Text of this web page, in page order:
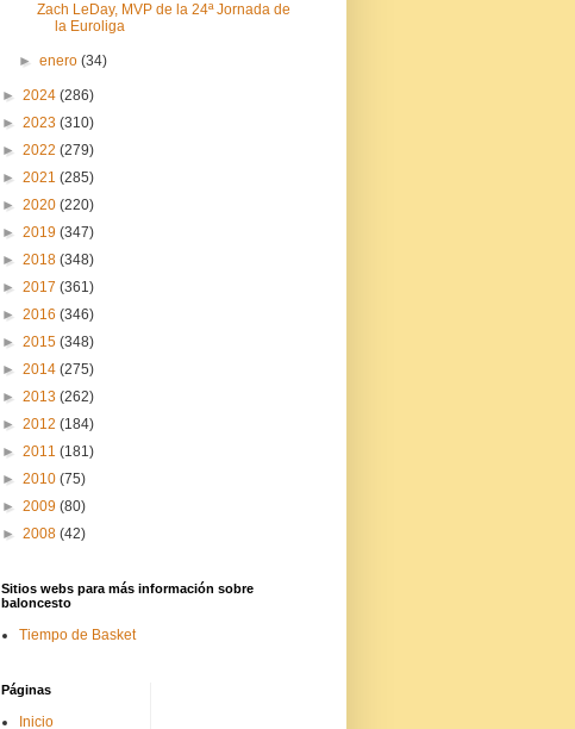
Zach LeDay, MVP de la 24ª Jornada de
la Euroliga
►enero(34)
► 2024 (286)
► 2023 (310)
► 2022 (279)
► 2021 (285)
► 2020 (220)
► 2019 (347)
► 2018 (348)
► 2017 (361)
► 2016 (346)
► 2015 (348)
► 2014 (275)
► 2013 (262)
► 2012 (184)
► 2011 (181)
► 2010 (75)
► 2009 (80)
► 2008 (42)
Sitios webs para más información sobre
baloncesto
Tiempo de Basket
Páginas
Inicio